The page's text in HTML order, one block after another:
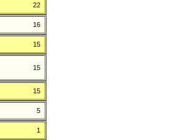
22
16
15
15
15
5
1